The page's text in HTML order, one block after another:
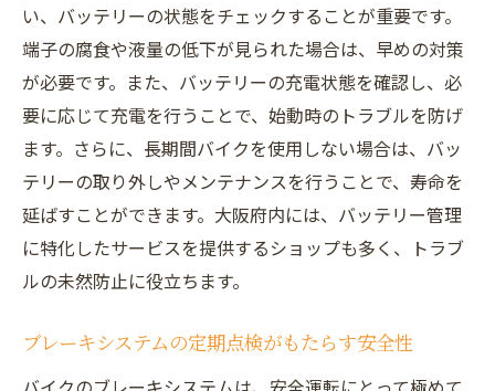
い、バッテリーの状態をチェックすることが重要です。
端子の腐食や液量の低下が見られた場合は、早めの対策
が必要です。また、バッテリーの充電状態を確認し、必
要に応じて充電を行うことで、始動時のトラブルを防げ
ます。さらに、長期間バイクを使用しない場合は、バッ
テリーの取り外しやメンテナンスを行うことで、寿命を
延ばすことができます。大阪府内には、バッテリー管理
に特化したサービスを提供するショップも多く、トラブ
ルの未然防止に役立ちます。
ブレーキシステムの定期点検がもたらす安全性